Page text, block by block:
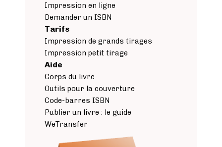
Impression en ligne
Demander un ISBN
Tarifs
Impression de grands tirages
Impression petit tirage
Aide
Corps du livre
Outils pour la couverture
Code-barres ISBN
Publier un livre : le guide
WeTransfer